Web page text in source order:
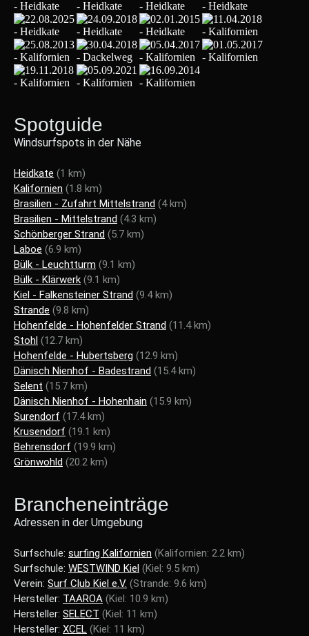
Spotguide
Windsurfspots in der Nähe
Heidkate (1 km)
Kalifornien (1.8 km)
Brasilien - Zufahrt Mittelstrand (4 km)
Brasilien - Mittelstrand (4.3 km)
Schönberger Strand (5.7 km)
Laboe (6.9 km)
Bülk - Leuchtturm (9.1 km)
Bülk - Klärwerk (9.1 km)
Kiel - Falkensteiner Strand (9.4 km)
Strande (9.8 km)
Hohenfelde - Hohenfelder Strand (11.4 km)
Stohl (12.7 km)
Hohenfelde - Hubertsberg (12.9 km)
Dänisch Nienhof - Badestrand (15.4 km)
Selent (15.7 km)
Dänisch Nienhof - Hohenhain (15.9 km)
Surendorf (17.4 km)
Krusendorf (19.1 km)
Behrensdorf (19.9 km)
Grönwohld (20.2 km)
Brancheneinträge
Adressen in der Umgebung
Surfschule: surfing Kalifornien (Kalifornien: 2.2 km)
Surfschule: WESTWIND Kiel (Kiel: 9.5 km)
Verein: Surf Club Kiel e.V. (Strande: 9.6 km)
Hersteller: TAAROA (Kiel: 10.9 km)
Hersteller: SELECT (Kiel: 11 km)
Hersteller: XCEL (Kiel: 11 km)